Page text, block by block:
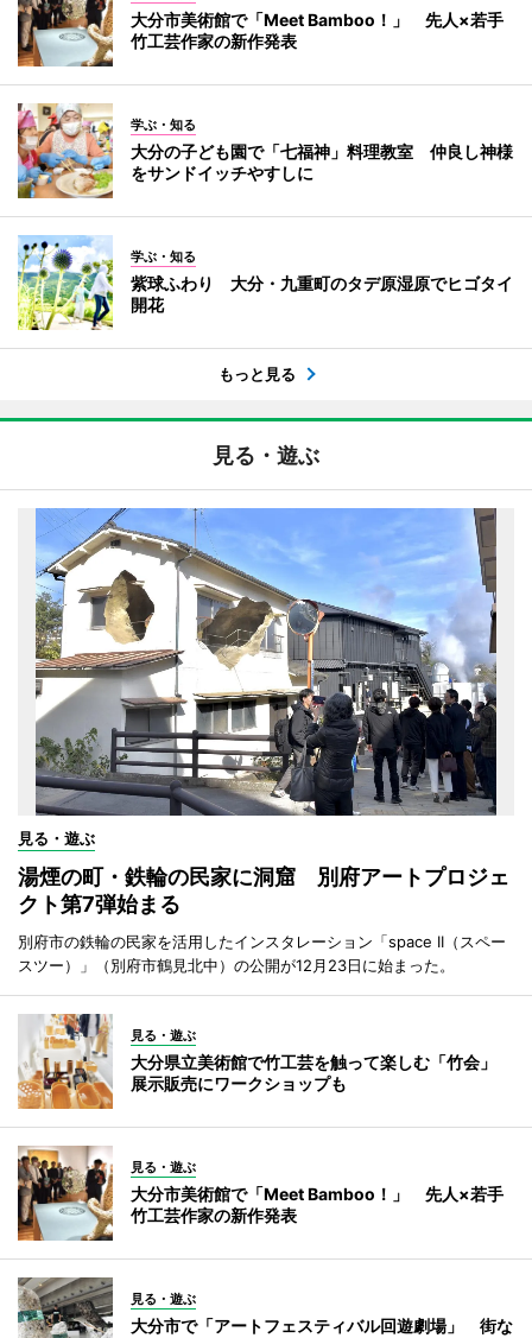
大分市美術館で「Meet Bamboo！」 先人×若手
竹工芸作家の新作発表
学ぶ・知る
大分の子ども園で「七福神」料理教室 仲良し神様
をサンドイッチやすしに
学ぶ・知る
紫球ふわり 大分・九重町のタデ原湿原でヒゴタイ
開花
もっと見る
見る・遊ぶ
見る・遊ぶ
湯煙の町・鉄輪の民家に洞窟 別府アートプロジェ
クト第7弾始まる
別府市の鉄輪の民家を活用したインスタレーション「space II（スペー
スツー）」（別府市鶴見北中）の公開が12月23日に始まった。
見る・遊ぶ
大分県立美術館で竹工芸を触って楽しむ「竹会」
展示販売にワークショップも
見る・遊ぶ
大分市美術館で「Meet Bamboo！」 先人×若手
竹工芸作家の新作発表
見る・遊ぶ
大分市で「アートフェスティバル回遊劇場」 街な